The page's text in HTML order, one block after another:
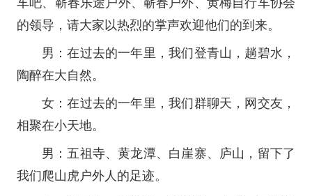
车吧、蕲春乐途户外、蕲春户外、黄梅自行车协会
的领导，请大家以热烈的掌声欢迎他们的到来。
男：在过去的一年里，我们登青山，趟碧水，
陶醉在大自然。
女：在过去的一年里，我们群聊天，网交友，
相聚在小天地。
男：五祖寺、黄龙潭、白崖寨、庐山，留下了
我们爬山虎户外人的足迹。